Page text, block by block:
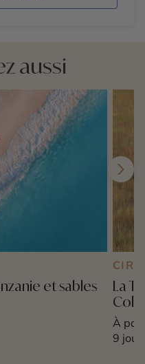
aussi
et sables
La
À
9